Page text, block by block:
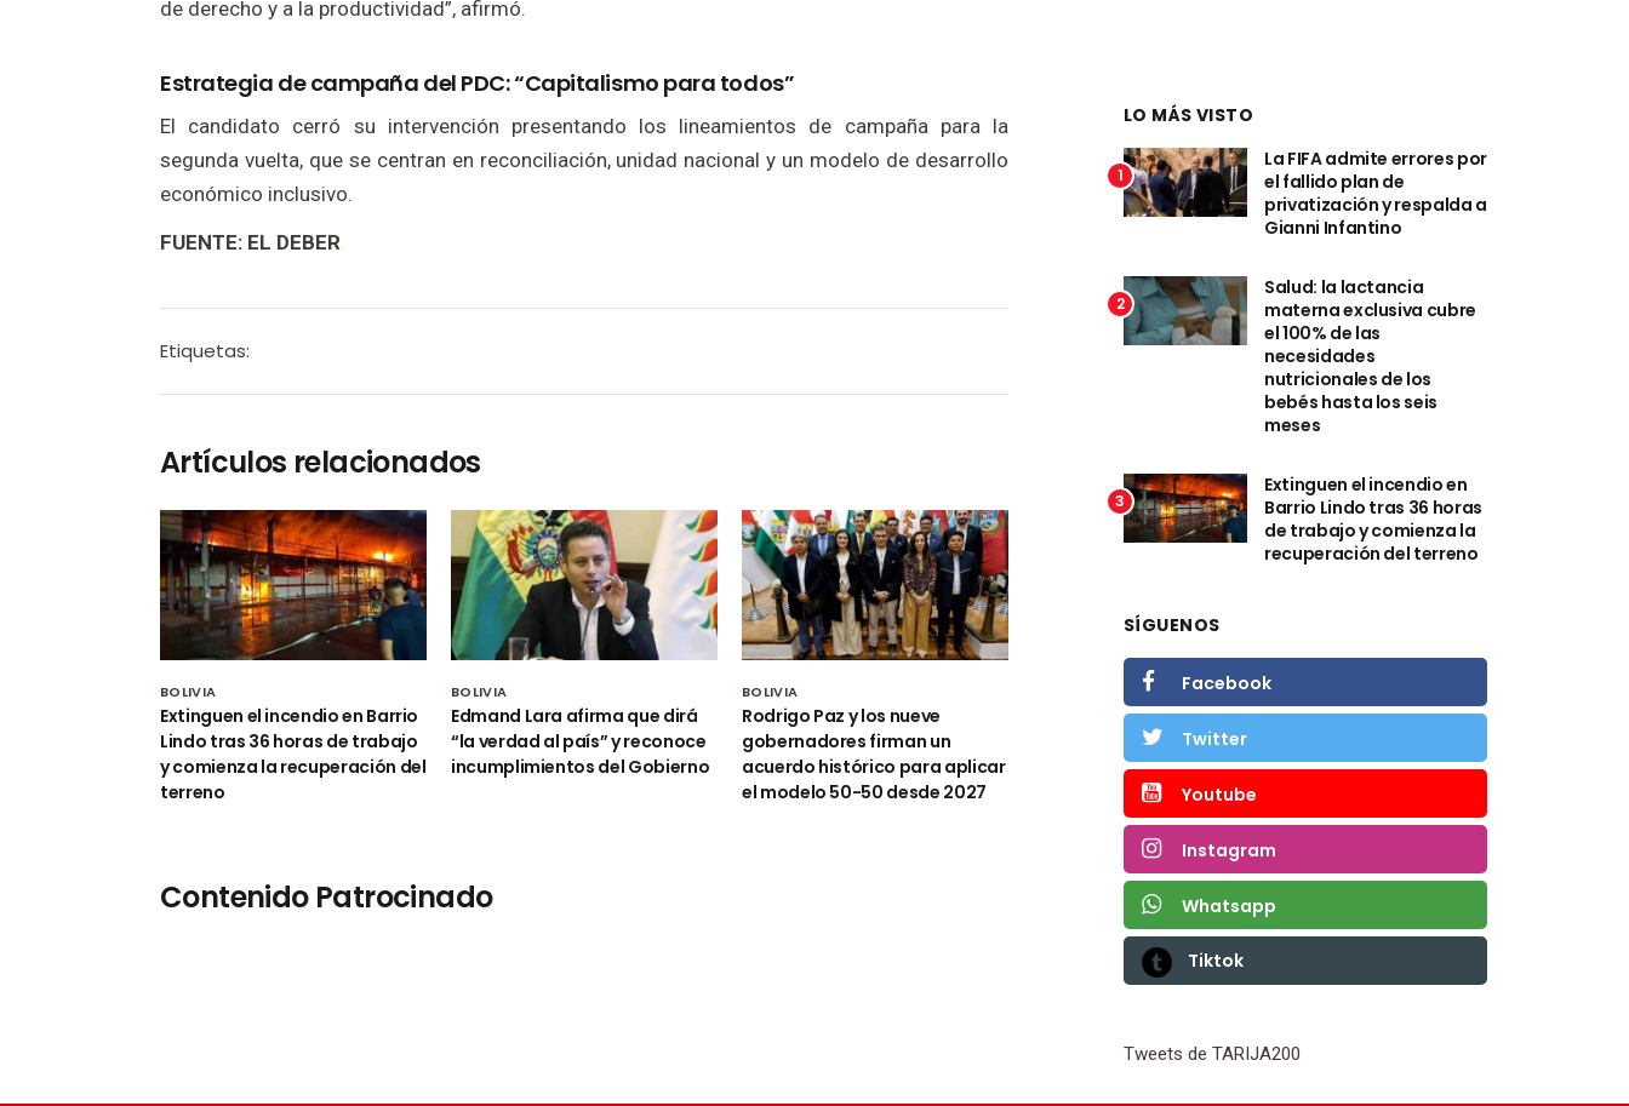
de derecho y a la productividad”, afirmó.
Estrategia de campaña del PDC: “Capitalismo para todos”
El candidato cerró su intervención presentando los lineamientos de campaña para la
segunda vuelta, que se centran en reconciliación, unidad nacional y un modelo de desarrollo
económico inclusivo.
FUENTE: EL DEBER
Etiquetas:
Artículos relacionados
BOLIVIA
Extinguen el incendio en Barrio
Lindo tras 36 horas de trabajo
y comienza la recuperación del
terreno
BOLIVIA
Edmand Lara afirma que dirá
“la verdad al país” y reconoce
incumplimientos del Gobierno
BOLIVIA
Rodrigo Paz y los nueve
gobernadores firman un
acuerdo histórico para aplicar
el modelo 50-50 desde 2027
Contenido Patrocinado
LO MÁS VISTO
1
La FIFA admite errores por
el fallido plan de
privatización y respalda a
Gianni Infantino
2
Salud: la lactancia
materna exclusiva cubre
el 100% de las
necesidades
nutricionales de los
bebés hasta los seis
meses
3
Extinguen el incendio en
Barrio Lindo tras 36 horas
de trabajo y comienza la
recuperación del terreno
SÍGUENOS
Facebook
Twitter
Youtube
Instagram
Whatsapp
Tiktok
Tweets de TARIJA200